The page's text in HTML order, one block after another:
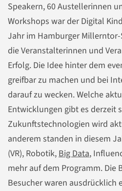
Speakern, 60 Austellerinnen
Workshops war der Digital
Jahr im Hamburger
die Veranstalterinnen und
Erfolg. Die Idee hinter dem
greifbar zu machen und bei
darauf zu wecken. Welche
Entwicklungen gibt es derzeit
Zukunftstechnologien wird
anderem standen in diesem
(VR), Robotik,Big Data,
mehr auf dem Programm. Die
Besucher waren ausdrücklich